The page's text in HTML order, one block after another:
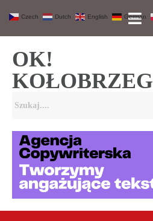
OK!
KOŁOBRZEG
Czech Dutch English German